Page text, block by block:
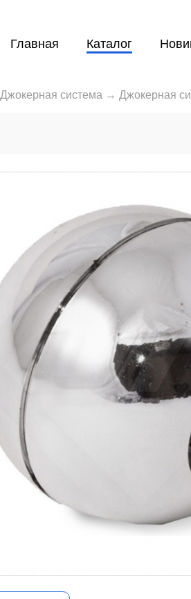
Главная Каталог
Джокерная система → Джокерная